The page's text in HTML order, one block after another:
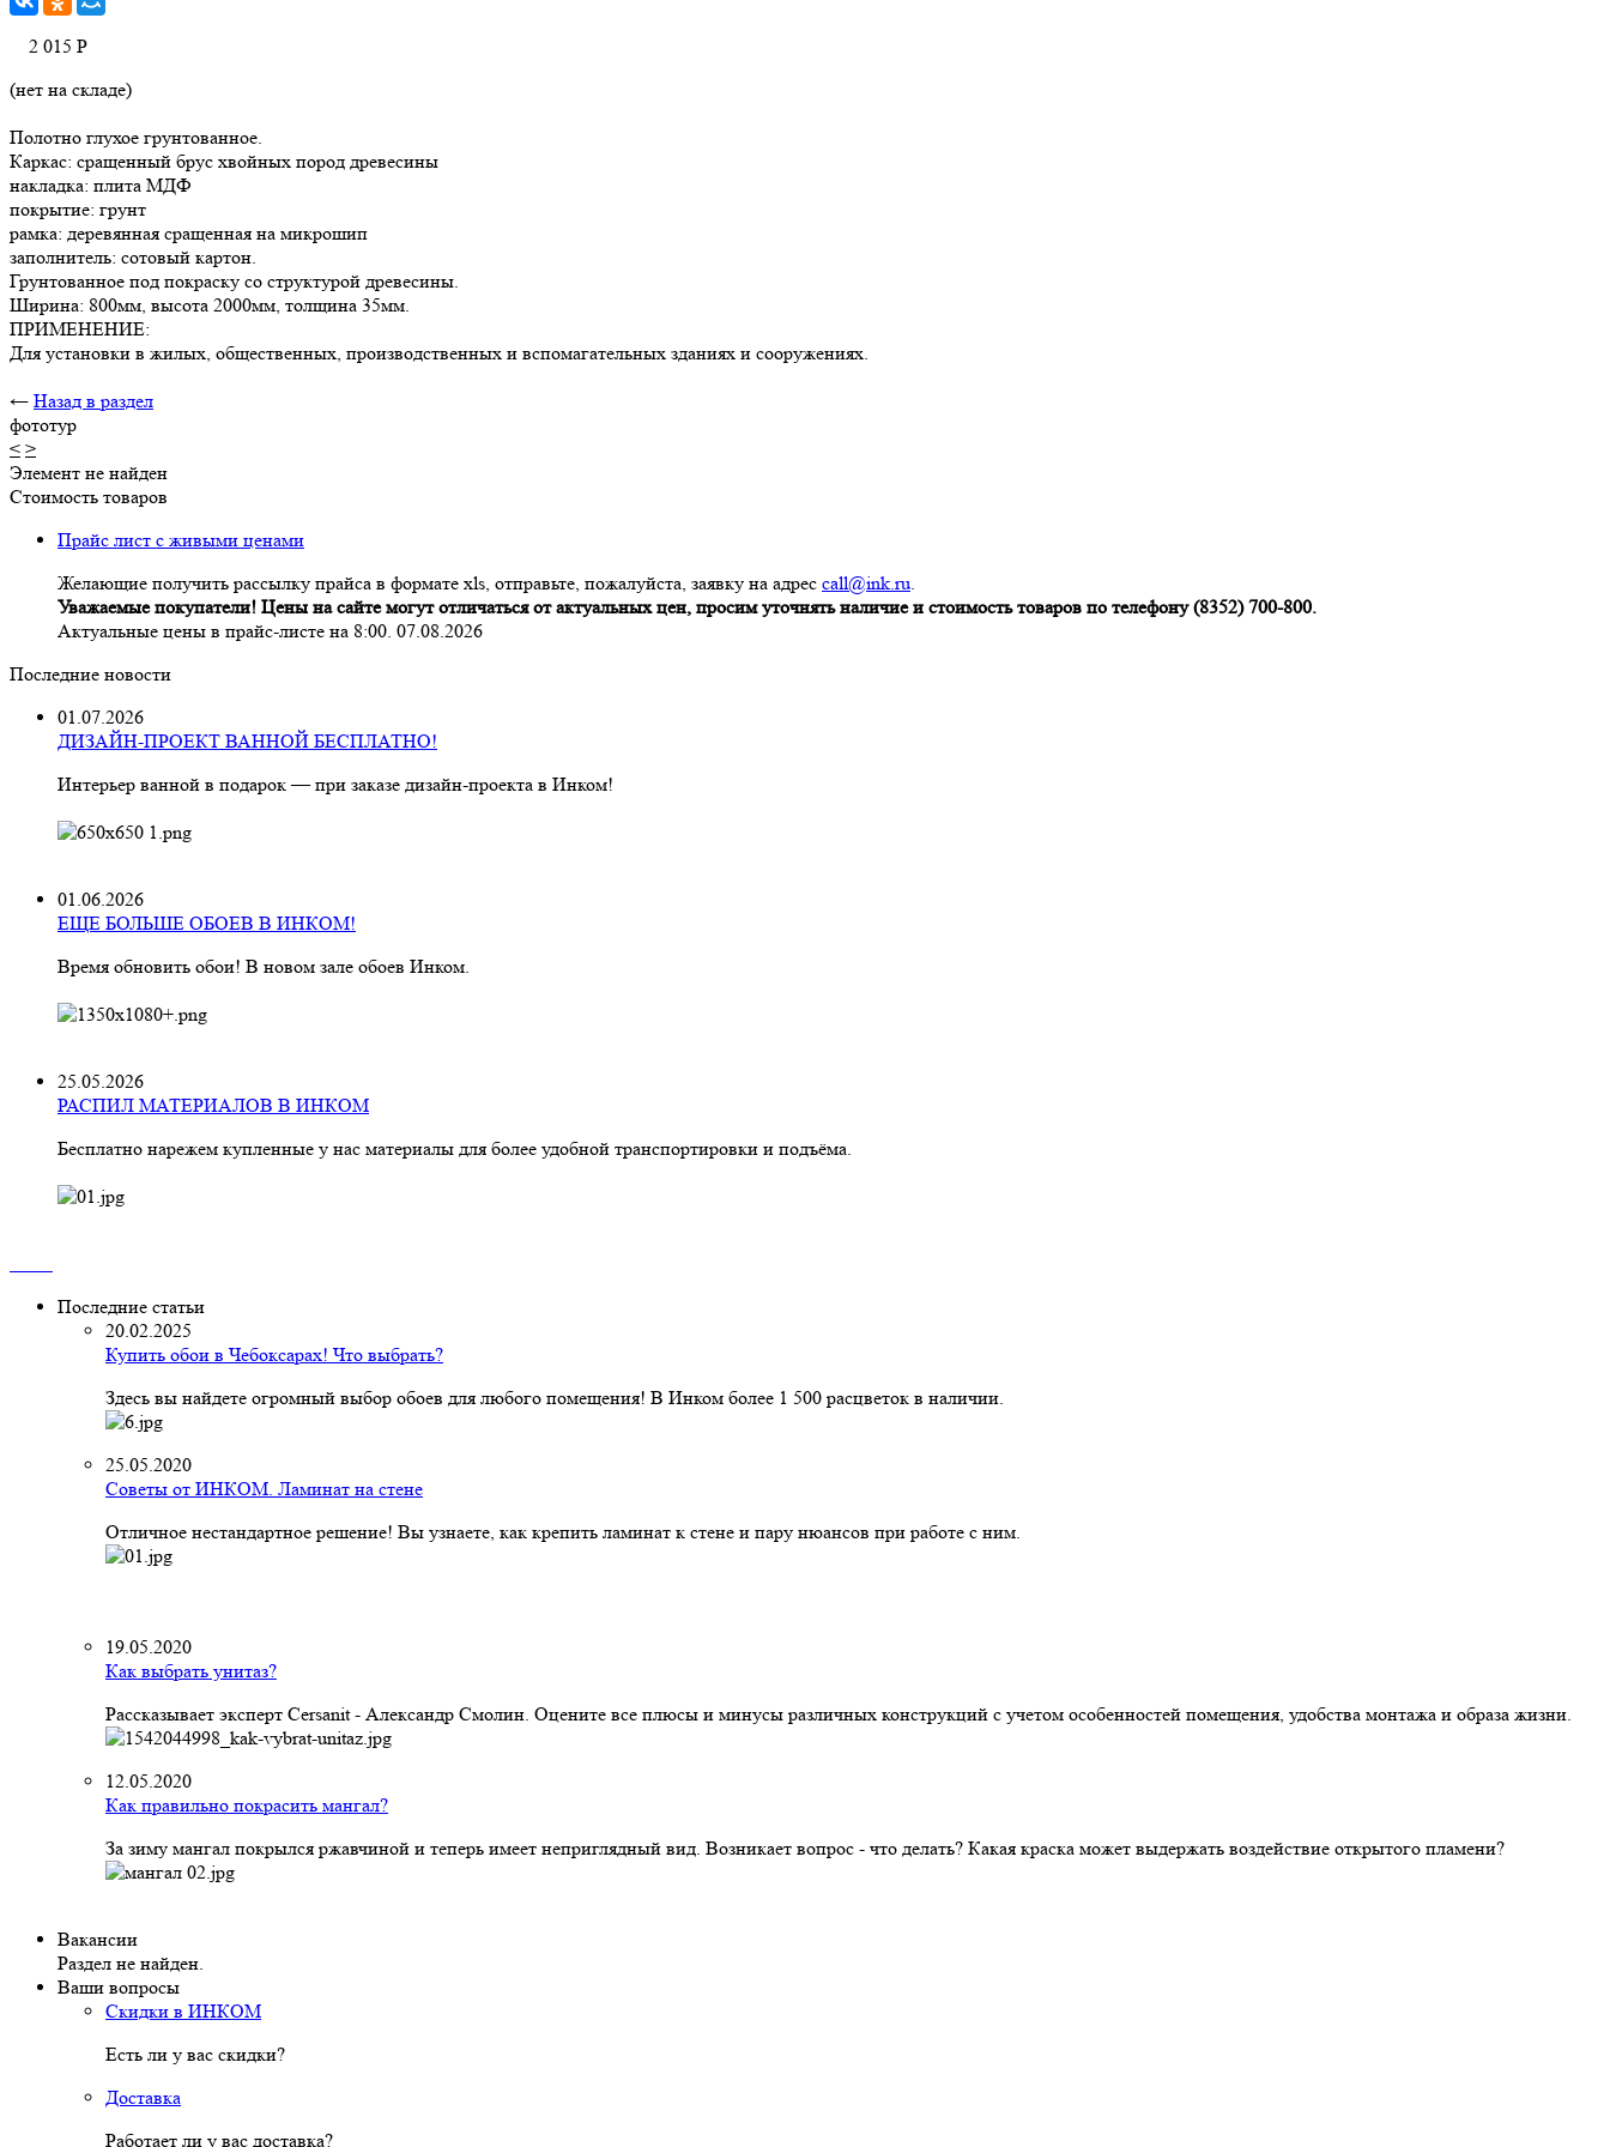
2 015 Р
(нет на складе)
Полотно глухое грунтованное.
Каркас: сращенный брус хвойных пород древесины
накладка: плита МДФ
покрытие: грунт
рамка: деревянная сращенная на микрошип
заполнитель: сотовый картон.
Грунтованное под покраску со структурой древесины.
Ширина: 800мм, высота 2000мм, толщина 35мм.
ПРИМЕНЕНИЕ:
Для установки в жилых, общественных, производственных и вспомагательных зданиях и сооружениях.
← Назад в раздел
фототур
< >
Элемент не найден
Стоимость товаров
Прайс лист с живыми ценами
Желающие получить рассылку прайса в формате xls, отправьте, пожалуйста, заявку на адрес call@ink.ru.
Уважаемые покупатели! Цены на сайте могут отличаться от актуальных цен, просим уточнять наличие и стоимость товаров по телефону (8352) 700-800.
Актуальные цены в прайс-листе на 8:00. 07.08.2026
Последние новости
01.07.2026
ДИЗАЙН-ПРОЕКТ ВАННОЙ БЕСПЛАТНО!
Интерьер ванной в подарок — при заказе дизайн‑проекта в Инком!
01.06.2026
ЕЩЕ БОЛЬШЕ ОБОЕВ В ИНКОМ!
Время обновить обои! В новом зале обоев Инком.
25.05.2026
РАСПИЛ МАТЕРИАЛОВ В ИНКОМ
Бесплатно нарежем купленные у нас материалы для более удобной транспортировки и подъёма.
Последние статьи
20.02.2025
Купить обои в Чебоксарах! Что выбрать?
Здесь вы найдете огромный выбор обоев для любого помещения! В Инком более 1 500 расцветок в наличии.
25.05.2020
Советы от ИНКОМ. Ламинат на стене
Отличное нестандартное решение! Вы узнаете, как крепить ламинат к стене и пару нюансов при работе с ним.
19.05.2020
Как выбрать унитаз?
Рассказывает эксперт Cersanit - Александр Смолин. Оцените все плюсы и минусы различных конструкций с учетом особенностей помещения, удобства монтажа и образа жизни.
12.05.2020
Как правильно покрасить мангал?
За зиму мангал покрылся ржавчиной и теперь имеет неприглядный вид. Возникает вопрос - что делать? Какая краска может выдержать воздействие открытого пламени?
Вакансии
Раздел не найден.
Ваши вопросы
Скидки в ИНКОМ
Есть ли у вас скидки?
Доставка
Работает ли у вас доставка?